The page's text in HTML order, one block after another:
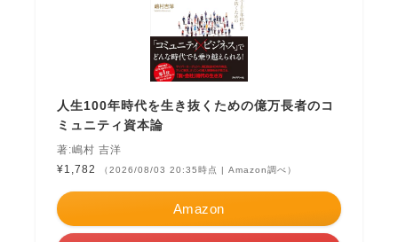
人生100年時代を生き抜くための億万長者のコ
ミュニティ資本論
著:嶋村 吉洋
¥1,782
（2026/08/03 20:35時点 | Amazon調べ）
Amazon